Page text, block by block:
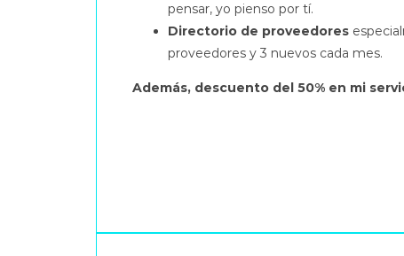
pensar, yo pienso por tí.
Directorio de proveedores
proveedores y 3 nuevos cada mes.
Además, descuento del 50% en mi